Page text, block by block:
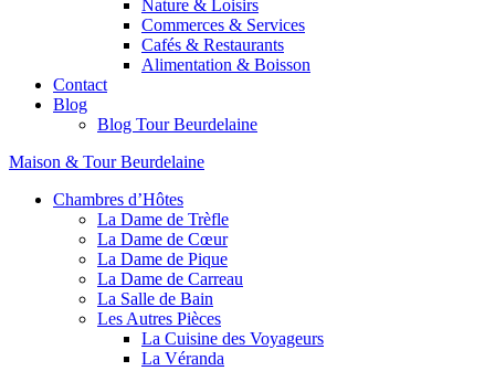
Nature & Loisirs
Commerces & Services
Cafés & Restaurants
Alimentation & Boisson
Contact
Blog
Blog Tour Beurdelaine
Maison & Tour Beurdelaine
Chambres d’Hôtes
La Dame de Trèfle
La Dame de Cœur
La Dame de Pique
La Dame de Carreau
La Salle de Bain
Les Autres Pièces
La Cuisine des Voyageurs
La Véranda